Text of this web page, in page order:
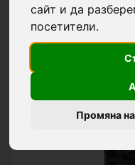
сайт и да
посетители.
Промяна